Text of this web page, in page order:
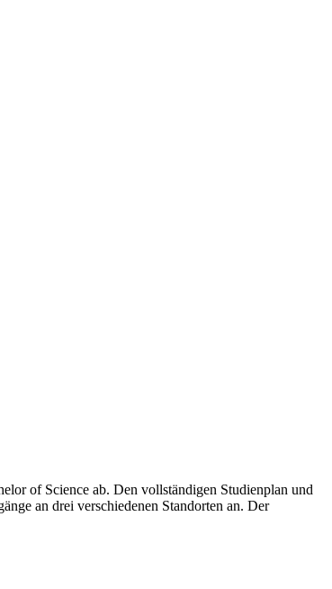
of Science ab. Den vollständigen Studienplan und
an drei verschiedenen Standorten an. Der